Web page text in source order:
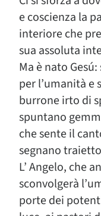
e coscienza la
interiore che
sua assoluta
Ma è nato
per l’umanità e
burrone irto di
spuntano
che sente il
segnano
L’ Angelo, che
sconvolgerà
porte dei